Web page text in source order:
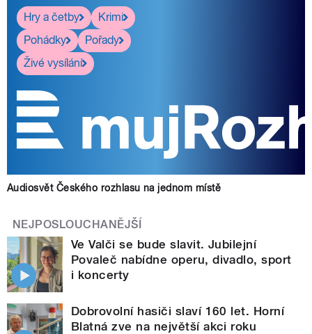
Hry a četby
Krimi
Pohádky
Pořady
Živé vysílání
Audiosvět Českého rozhlasu na jednom místě
NEJPOSLOUCHANĚJŠÍ
Ve Valči se bude slavit. Jubilejní
Povaleč nabídne operu, divadlo, sport
i koncerty
Dobrovolní hasiči slaví 160 let. Horní
Blatná zve na největší akci roku